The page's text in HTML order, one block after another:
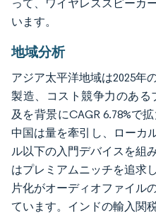
って、ワイヤレススピーカ
います。
地域分析
アジア太平洋地域は2025年
製造、コスト競争力のある
及を背景にCAGR 6.78%で
中国は量を牽引し、ローカ
ル以下の入門デバイスを組
はプレミアムニッチを追求
片化がオーディオファイル
ています。インドの輸入関